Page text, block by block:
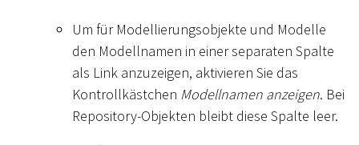
Um für Modellierungsobjekte und Modelle
den Modellnamen in einer separaten Spalte
als Link anzuzeigen, aktivieren Sie das
Kontrollkästchen Modellnamen anzeigen. Bei
Repository-Objekten bleibt diese Spalte leer.